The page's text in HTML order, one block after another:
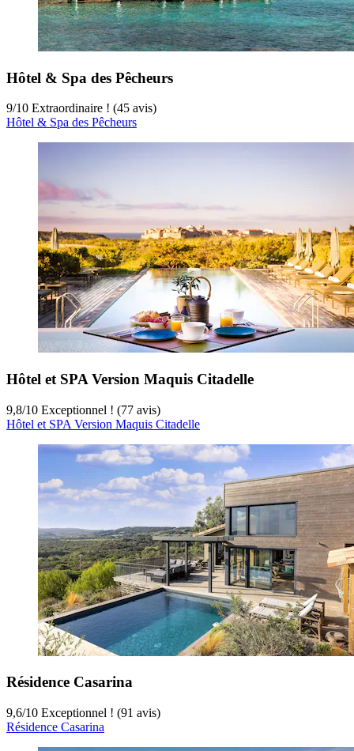
Hôtel & Spa des Pêcheurs
9/10 Extraordinaire ! (45 avis)
Hôtel & Spa des Pêcheurs
Hôtel et SPA Version Maquis Citadelle
9,8/10 Exceptionnel ! (77 avis)
Hôtel et SPA Version Maquis Citadelle
Résidence Casarina
9,6/10 Exceptionnel ! (91 avis)
Résidence Casarina